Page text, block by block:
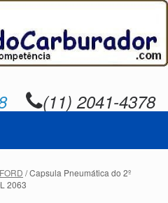
(11) 2041-4378
FORD / Capsula Pneumática do 2º
2063